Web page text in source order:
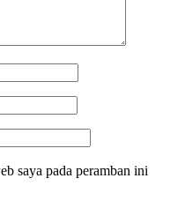
saya pada peramban ini